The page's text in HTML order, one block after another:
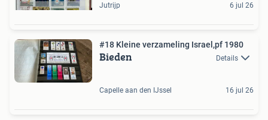
Jutrijp 6 jul 26
#18 Kleine verzameling Israel,pf 1980
Bieden Details
Capelle aan den IJssel 16 jul 26